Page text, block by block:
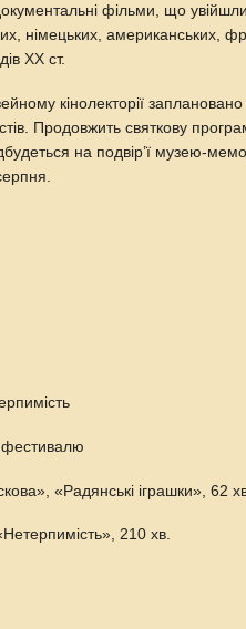
фільми, що
німецьких, американських,
XX ст.
кінолекторії заплановано
Продовжить святкову
на подвір’ї музею-
фестивалю
«Радянські іграшки», 62
210 хв.